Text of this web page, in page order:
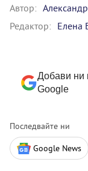
Автор:
Редактор: Елена
Добави ни
Google
Последвайте ни
Google News